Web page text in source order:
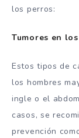
los perros:
Tumores en
Estos tipos de
los hombres
ingle o el
casos, se
prevención